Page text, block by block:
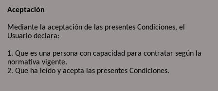
Aceptación
Mediante la aceptación de las presentes Condiciones, el
Usuario declara:
1. Que es una persona con capacidad para contratar según la
normativa vigente.
2. Que ha leído y acepta las presentes Condiciones.